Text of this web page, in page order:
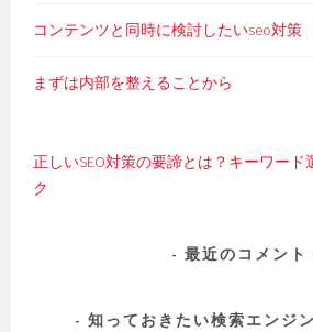
コンテンツと同時に検討したいseo対策
まずは内部を整えることから
正しいSEO対策の要諦とは？キーワード
ク
最近のコメント
知っておきたい検索エンジ